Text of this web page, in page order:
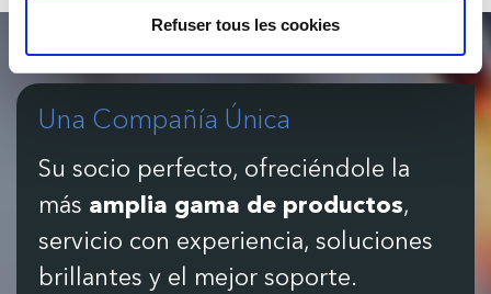
Refuser tous les cookies
Una Compañía Única
Su socio perfecto, ofreciéndole la
más amplia gama de productos,
servicio con experiencia, soluciones
brillantes y el mejor soporte.